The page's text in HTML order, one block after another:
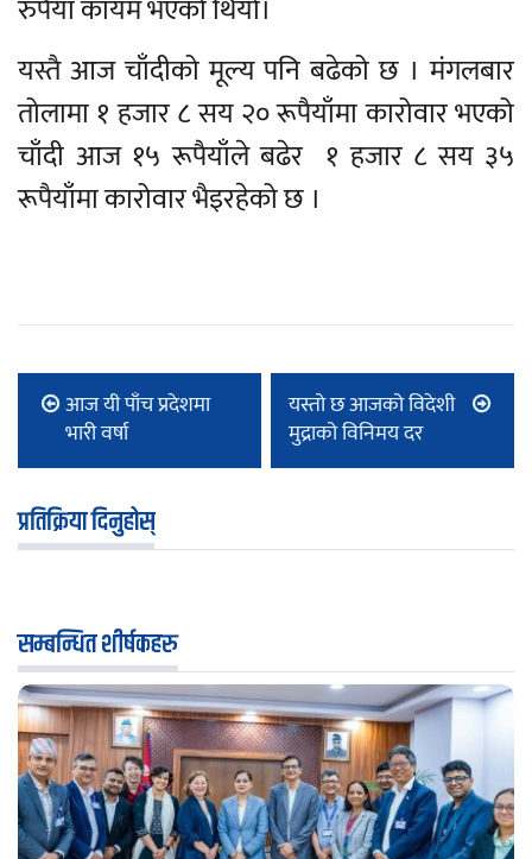
रुपैयाँ कायम भएको थियो।
यस्तै आज चाँदीको मूल्य पनि बढेको छ । मंगलबार
तोलामा १ हजार ८ सय २० रूपैयाँमा कारोवार भएको
चाँदी आज १५ रूपैयाँले बढेर १ हजार ८ सय ३५
रूपैयाँमा कारोवार भैइरहेको छ ।
आज यी पाँच प्रदेशमा
भारी वर्षा
यस्तो छ आजको विदेशी
मुद्राको विनिमय दर
प्रतिक्रिया दिनुहोस्
सम्बन्धित शीर्षकहरु